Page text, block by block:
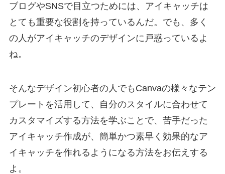
ブログやSNSで目立つためには、アイキャッチは
とても重要な役割を持っているんだ。でも、多く
の人がアイキャッチのデザインに戸惑っているよ
ね。
そんなデザイン初心者の人でもCanvaの様々なテン
プレートを活用して、自分のスタイルに合わせて
カスタマイズする方法を学ぶことで、苦手だった
アイキャッチ作成が、簡単かつ素早く効果的なア
イキャッチを作れるようになる方法をお伝えする
よ。